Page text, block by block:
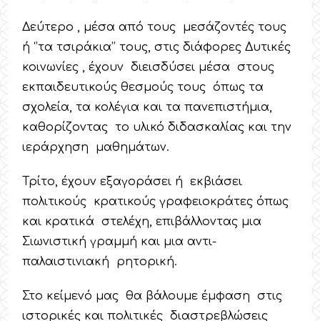
Δεύτερο , μέσα από τους μεσάζοντές τους
ή ‘’τα τσιράκια’’ τους, στις διάφορες Δυτικές
κοινωνίες , έχουν διεισδύσει μέσα στους
εκπαιδευτικούς θεσμούς τους όπως τα
σχολεία, τα κολέγια και τα πανεπιστήμια,
καθορίζοντας το υλικό διδασκαλίας και την
ιεράρχηση μαθημάτων.
Τρίτο, έχουν εξαγοράσει ή εκβιάσει
πολιτικούς κρατικούς γραφειοκράτες όπως
και κρατικά στελέχη, επιβάλλοντας μια
Σιωνιστική γραμμή και μια αντι-
παλαιστινιακή ρητορική.
Στο κείμενό μας θα βάλουμε έμφαση στις
ιστορικές και πολιτικές διαστρεβλώσεις